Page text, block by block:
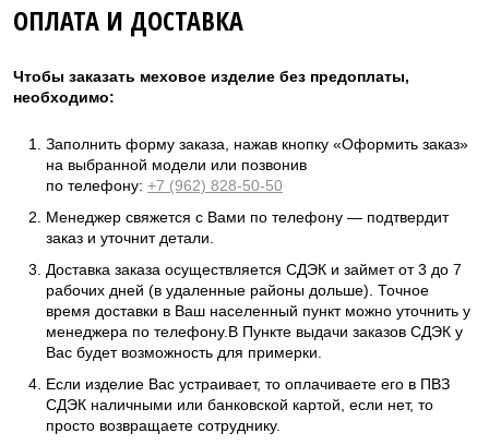
ОПЛАТА И ДОСТАВКА
Чтобы заказать меховое изделие без предоплаты,
необходимо:
Заполнить форму заказа, нажав кнопку «Оформить заказ»
на выбранной модели или позвонив
по телефону: +7 (962) 828-50-50
Менеджер свяжется с Вами по телефону — подтвердит
заказ и уточнит детали.
Доставка заказа осуществляется СДЭК и займет от 3 до 7
рабочих дней (в удаленные районы дольше). Точное
время доставки в Ваш населенный пункт можно уточнить у
менеджера по телефону.В Пункте выдачи заказов СДЭК у
Вас будет возможность для примерки.
Если изделие Вас устраивает, то оплачиваете его в ПВЗ
СДЭК наличными или банковской картой, если нет, то
просто возвращаете сотруднику.